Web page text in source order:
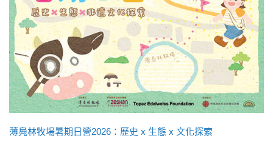
薄鳧林牧場暑期日營2026：歷史 x 生態 x 文化探索